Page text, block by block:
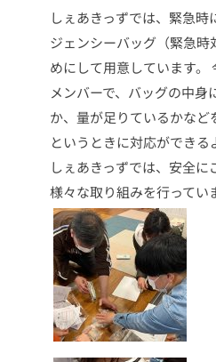
しぇあきっずでは、緊急
ジェンシーバッグ（緊急時
めにして用意しています。
メンバーで、バッグの中身
か、量が足りているかなど
というときに対応ができる
しぇあきっずでは、安全に
様々な取り組みを行ってい